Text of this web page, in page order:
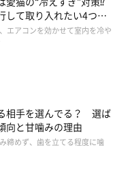
ウルや水を飲む容器で雑
ビの原因となること
して取り入れたい4つの
エアコンを効かせて室内を冷や
相手を選んでる？ 選ば
向と甘噛みの理由
締めず、歯を立てる程度に噛